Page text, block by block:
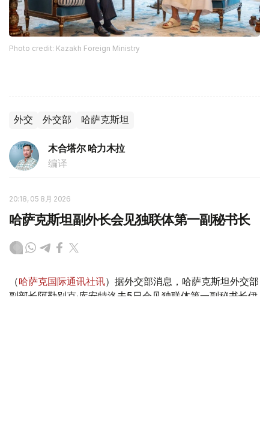
Photo credit: Kazakh Foreign Ministry
外交 外交部 哈萨克斯坦
木合塔尔 哈力木拉
编译
20:18, 05 8月 2026
哈萨克斯坦副外长会见独联体第一副秘书长
（哈萨克国际通讯社讯）据外交部消息，哈萨克斯坦外交部
副部长阿勒别克·库安特洛夫5日会见独联体第一副秘书长伊